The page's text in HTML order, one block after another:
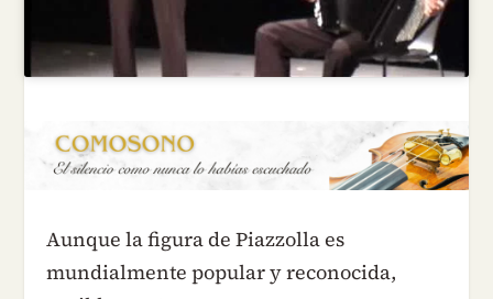
Aunque la figura de Piazzolla es
mundialmente popular y reconocida,